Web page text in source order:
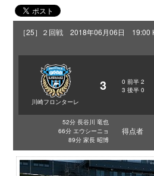
［25］２回戦 2018年06月06日 19:00
川崎フロンターレ
3 0 前半 2
3 後半 0
52分 長谷川 竜也
66分 エウシーニョ
89分 家長 昭博
得点者